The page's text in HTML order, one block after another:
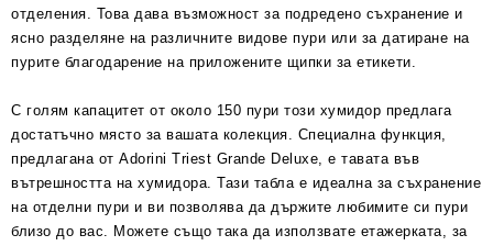
отделения. Това дава възможност за подредено съхранение и
ясно разделяне на различните видове пури или за датиране на
пурите благодарение на приложените щипки за етикети.
С голям капацитет от около 150 пури този хумидор предлага
достатъчно място за вашата колекция. Специална функция,
предлагана от Аdorini Triest Grande Deluxe, е тавата във
вътрешността на хумидора. Тази табла е идеална за съхранение
на отделни пури и ви позволява да държите любимите си пури
близо до вас. Можете също така да използвате етажерката, за